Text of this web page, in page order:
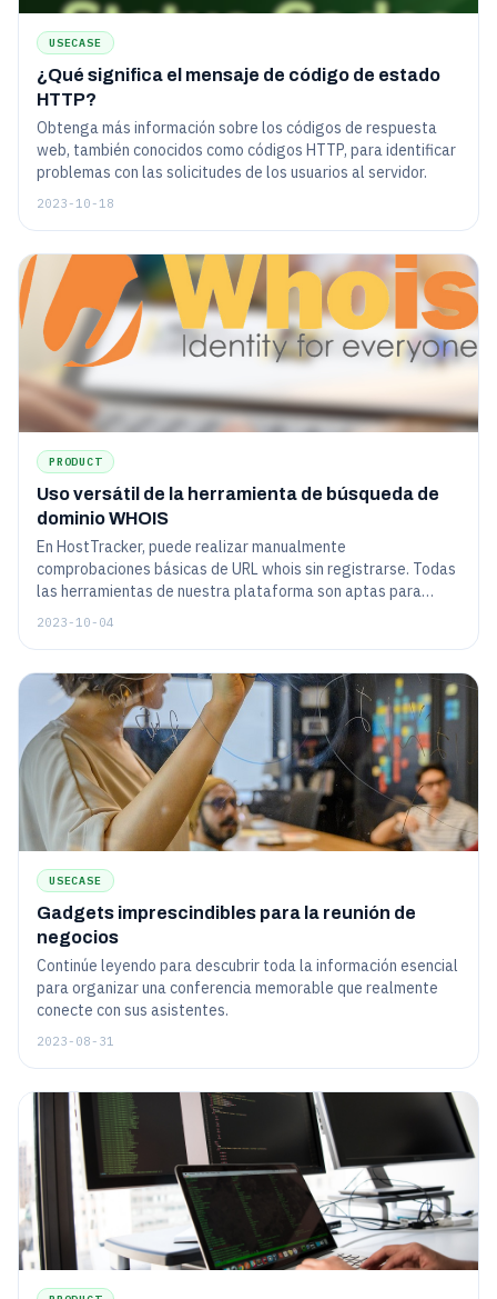
USECASE
¿Qué significa el mensaje de código de estado
HTTP?
Obtenga más información sobre los códigos de respuesta
web, también conocidos como códigos HTTP, para identificar
problemas con las solicitudes de los usuarios al servidor.
2023-10-18
PRODUCT
Uso versátil de la herramienta de búsqueda de
dominio WHOIS
En HostTracker, puede realizar manualmente
comprobaciones básicas de URL whois sin registrarse. Todas
las herramientas de nuestra plataforma son aptas para
principiantes y fáciles de usar.
2023-10-04
USECASE
Gadgets imprescindibles para la reunión de
negocios
Continúe leyendo para descubrir toda la información esencial
para organizar una conferencia memorable que realmente
conecte con sus asistentes.
2023-08-31